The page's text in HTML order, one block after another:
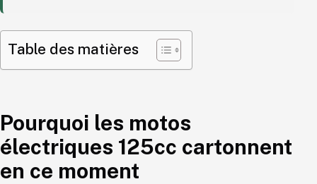
Table des matières
Pourquoi les motos
électriques 125cc cartonnent
en ce moment